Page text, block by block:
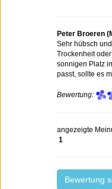
Peter Broeren
Sehr hübsch
Trockenheit
sonnigen Platz
passt, sollte es
Bewertung:
angezeigte
1
Bewertung